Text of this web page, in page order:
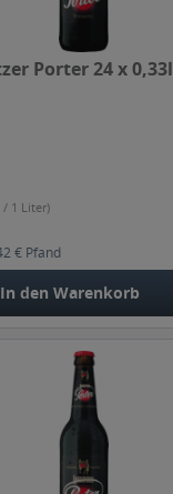
Porter 24 x 0,33l
/ 1 Liter)
€ Pfand
In den Warenkorb